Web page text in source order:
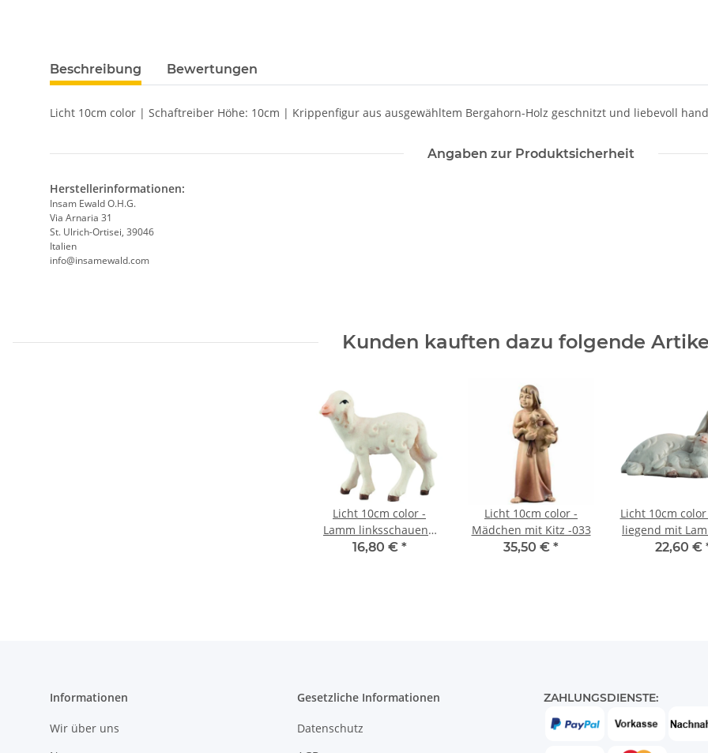
Beschreibung Bewertungen
Licht 10cm color | Schaftreiber Höhe: 10cm | Krippenfigur aus ausgewähltem Bergahorn-Holz geschnitzt und liebevoll
Angaben zur Produktsicherheit
Herstellerinformationen:
Insam Ewald O.H.G.
Via Arnaria 31
St. Ulrich-Ortisei, 39046
Italien
info@insamewald.com
Kunden kauften dazu folgende
Licht 10cm color -
Lamm linksschauend
-060
16,80 € *
Licht 10cm color -
Mädchen mit Kitz -033
35,50 € *
Licht 10cm
liegend mit
22,60 €
Informationen
Wir über uns
Gesetzliche Informationen
Datenschutz
ZAHLUNGSDIENSTE: